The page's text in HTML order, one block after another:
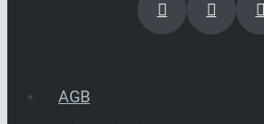
AGB